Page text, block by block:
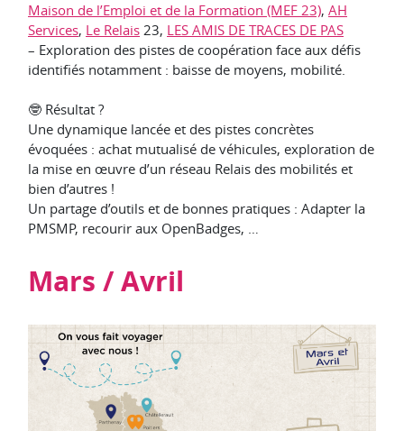
Maison de l’Emploi et de la Formation (MEF 23), AH
Services, Le Relais 23, LES AMIS DE TRACES DE PAS
– Exploration des pistes de coopération face aux défis
identifiés notamment : baisse de moyens, mobilité.
🤓 Résultat ?
Une dynamique lancée et des pistes concrètes
évoquées : achat mutualisé de véhicules, exploration de
la mise en œuvre d’un réseau Relais des mobilités et
bien d’autres !
Un partage d’outils et de bonnes pratiques : Adapter la
PMSMP, recourir aux OpenBadges, …
Mars / Avril